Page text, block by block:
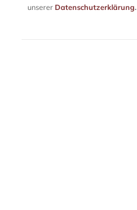
unserer Datenschutzerklärung.